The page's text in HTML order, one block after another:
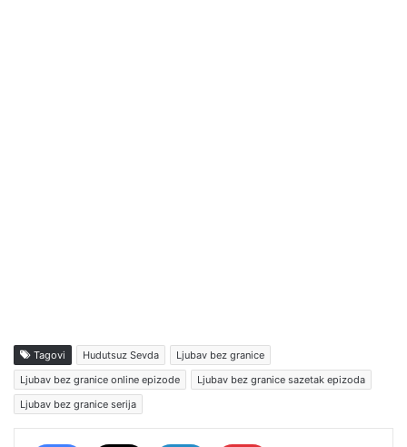
Tagovi Hudutsuz Sevda
Ljubav bez granice
Ljubav bez granice online epizode
Ljubav bez granice sazetak epizoda
Ljubav bez granice serija